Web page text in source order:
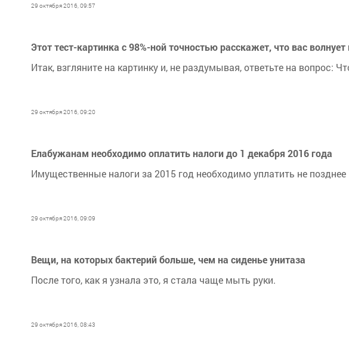
29 октября 2016, 09:57
Этот тест-картинка с 98%-ной точностью расскажет, что вас
Итак, взгляните на картинку и, не раздумывая, ответьте на вопрос:
29 октября 2016, 09:20
Елабужанам необходимо оплатить налоги до 1 декабря 2016 года
Имущественные налоги за 2015 год необходимо уплатить не позднее
29 октября 2016, 09:09
Вещи, на которых бактерий больше, чем на сиденье унитаза
После того, как я узнала это, я стала чаще мыть руки.
29 октября 2016, 08:43